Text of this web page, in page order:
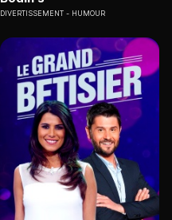
DIVERTISSEMENT HUMOUR